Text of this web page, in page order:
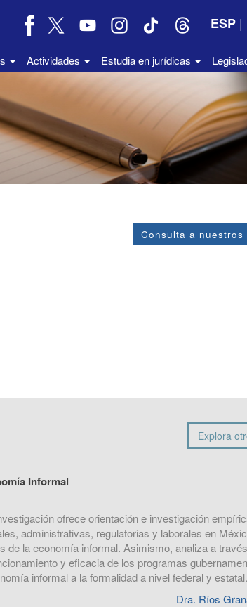
ESP |
Actividades Estudia en jurídicas
Consulta a
Explora
Informal
ofrece orientación e investigación
administrativas, regulatorias y laborales en
de la economía informal. Asimismo, analiza a
y eficacia de los programas
informal a la formalidad a nivel federal y estatal.
Dra. Ríos